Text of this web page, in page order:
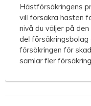
Hästförsäkringens
vill försäkra hästen
nivå du väljer på
del försäkringsbolag
försäkringen för
samlar fler